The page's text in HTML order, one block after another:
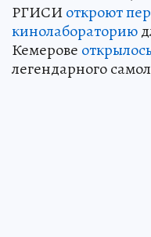
РГИСИоткроют
кинолабораторию
Кемерове
легендарного